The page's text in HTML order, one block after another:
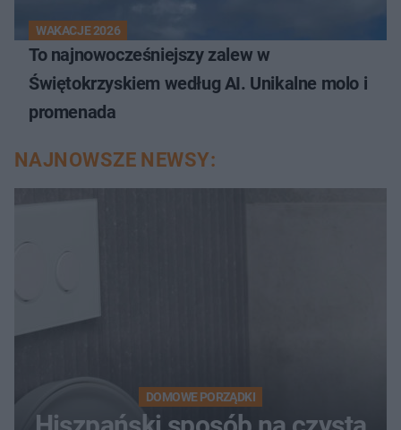
WAKACJE 2026
To najnowocześniejszy zalew w
Świętokrzyskiem według AI. Unikalne molo i
promenada
NAJNOWSZE NEWSY:
DOMOWE PORZĄDKI